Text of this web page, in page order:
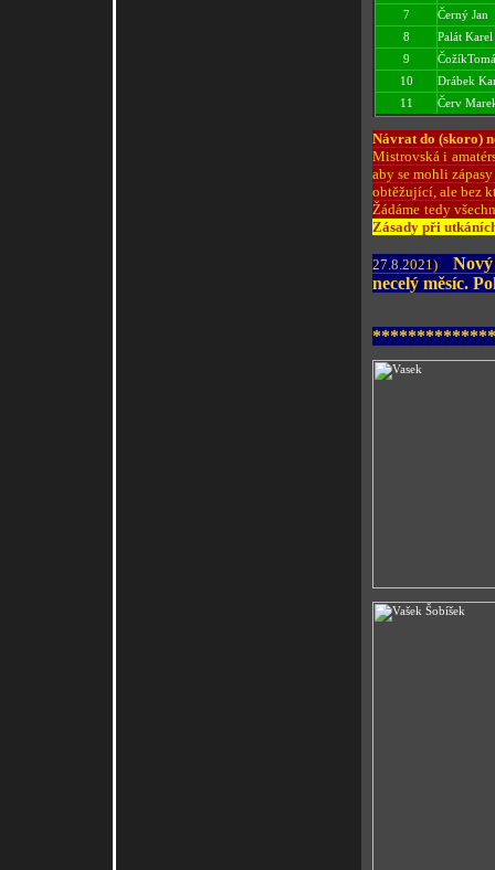
7
Černý Jan
8
Palát Karel
9
10
Drábek
11
Červ
Návrat do (skoro)
Mistrovská i
aby se mohli
obtěžující, ale bez
Žádáme tedy
Zásady při
27.8.2021) Nový
necelý měsíc.